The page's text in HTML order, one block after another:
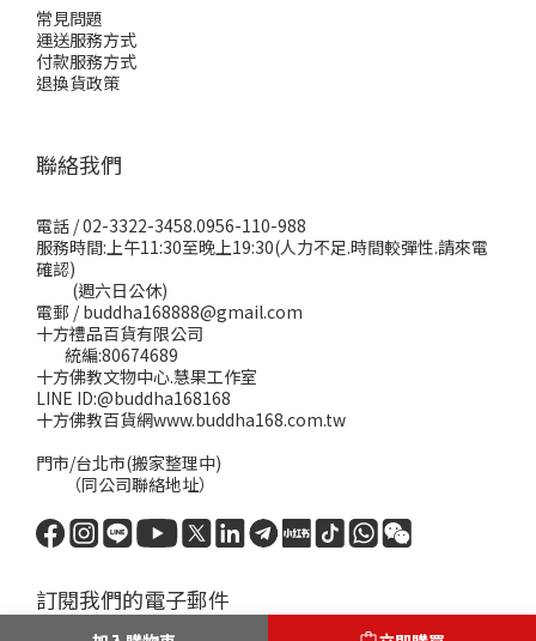
常見問題
運送服務方式
付款服務方式
退換貨政策
聯絡我們
電話 / 02-3322-3458.0956-110-988
服務時間:上午11:30至晚上19:30(人力不足.時間較彈性.請來電
確認)
(週六日公休)
電郵 / buddha168888@gmail.com
十方禮品百貨有限公司
統編:80674689
十方佛教文物中心.慧果工作室
LINE ID:@buddha168168
十方佛教百貨網www.buddha168.com.tw
門市/台北市(搬家整理中)
（同公司聯絡地址）
訂閱我們的電子郵件